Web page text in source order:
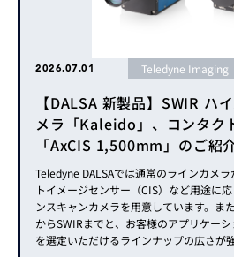
2026.07.01 Teledyne Imaging
【DALSA 新製品】SWIR ハ
メラ「Kaleido」、コンタク
「AxCIS 1,500mm」のご紹
Teledyne DALSAでは通常のラインカメ
トイメージセンサー（CIS）など用途に
ンスキャンカメラを用意しています。ま
からSWIRまでと、お客様のアプリケー
を選定いただけるラインナップの広さが